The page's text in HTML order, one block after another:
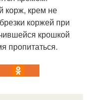
крем не
коржей при
крошкой
пропитаться.